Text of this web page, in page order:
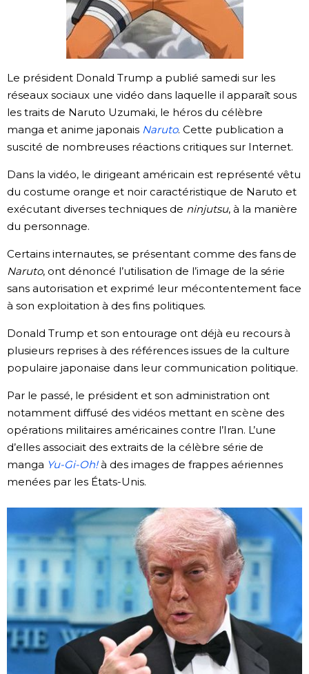
Personnages
Chroniques
Images
Tokyo
Le président Donald Trump a publié samedi sur les
réseaux sociaux une vidéo dans laquelle il apparaît sous
les traits de Naruto Uzumaki, le héros du célèbre
manga et anime japonais Naruto. Cette publication a
suscité de nombreuses réactions critiques sur Internet.
Dans la vidéo, le dirigeant américain est représenté vêtu
du costume orange et noir caractéristique de Naruto et
exécutant diverses techniques de ninjutsu, à la manière
du personnage.
Certains internautes, se présentant comme des fans de
Naruto, ont dénoncé l’utilisation de l’image de la série
sans autorisation et exprimé leur mécontentement face
à son exploitation à des fins politiques.
Donald Trump et son entourage ont déjà eu recours à
plusieurs reprises à des références issues de la culture
populaire japonaise dans leur communication politique.
Par le passé, le président et son administration ont
notamment diffusé des vidéos mettant en scène des
opérations militaires américaines contre l’Iran. L’une
d’elles associait des extraits de la célèbre série de
manga Yu-Gi-Oh! à des images de frappes aériennes
menées par les États-Unis.